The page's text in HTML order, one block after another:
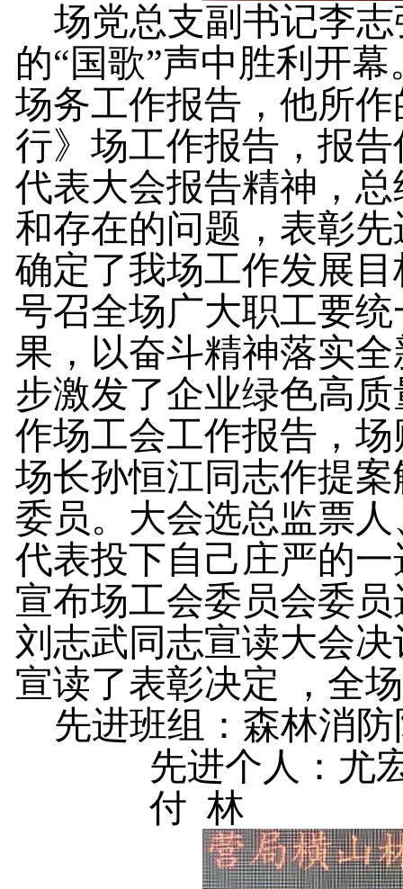
场党总支副书记李
的“国歌”声中胜利开
场务工作报告，他所
行》场工作报告，报
代表大会报告精神，
和存在的问题，表彰
确定了我场工作发展
号召全场广大职工要
果，以奋斗精神落实
步激发了企业绿色高
作场工会工作报告 ， 场
场长孙恒江同志作提案
委员。 大会选总监票
代表投下自己庄严的一
宣布场工会委员会委
刘志武同志宣读大会
宣读了表彰决定 ，全
先进班组：森林消
先进个人：尤
付 林